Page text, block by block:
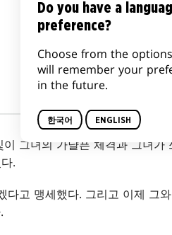
그녀의 가냘픈 체격과 그녀가
.
고 맹세했다. 그리고 이제 그
Do you have a
preference?
Choose from the
will remember your
in the future.
한국어 ENGLISH